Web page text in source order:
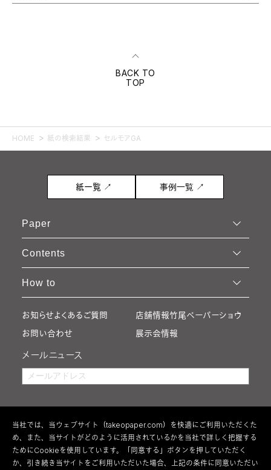
BACK TO
TOP
HOME 紙の検索結果 セルモアGA
紙一覧 ↗ 事例一覧 ↗
Paper
Contents
How to
お知らせよくあるご質問
お問い合わせ
店舗情報竹尾ペーパーショウ
展示会情報
メールニュース
当社では、当ウェブサイト（takeopaper.com）を快適にご利用いただくた
め、また、当サイトがどのように活用されているかを当社で詳しく把握する
ためにCookieを使用しています。「同意する」ボタンを押していただく
か、引き続き当サイトをご利用いただいた場合、上記の条件に同意いただい